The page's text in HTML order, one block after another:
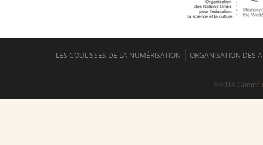
LES COULISSES DE LA NUMÉRISATION ORGANISATION DES
©2014 Comité